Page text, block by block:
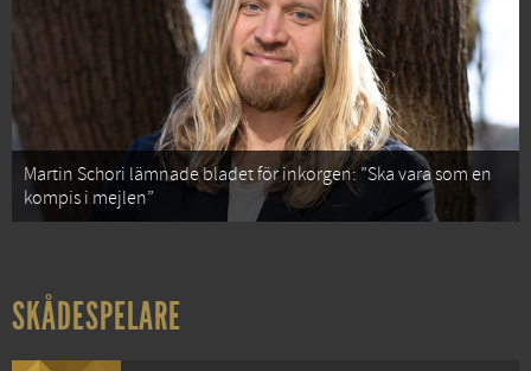
Martin Schori lämnade bladet för inkorgen: ”Ska vara som en
kompis i mejlen”
SKÅDESPELARE